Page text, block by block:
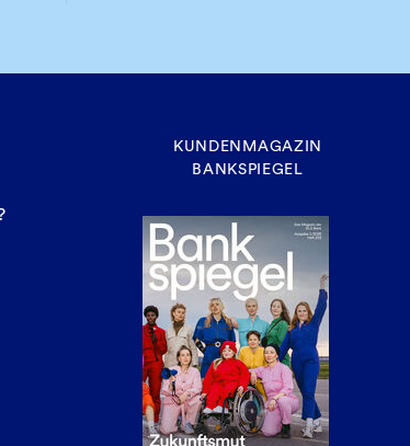
KUNDENMAGAZIN
BANKSPIEGEL